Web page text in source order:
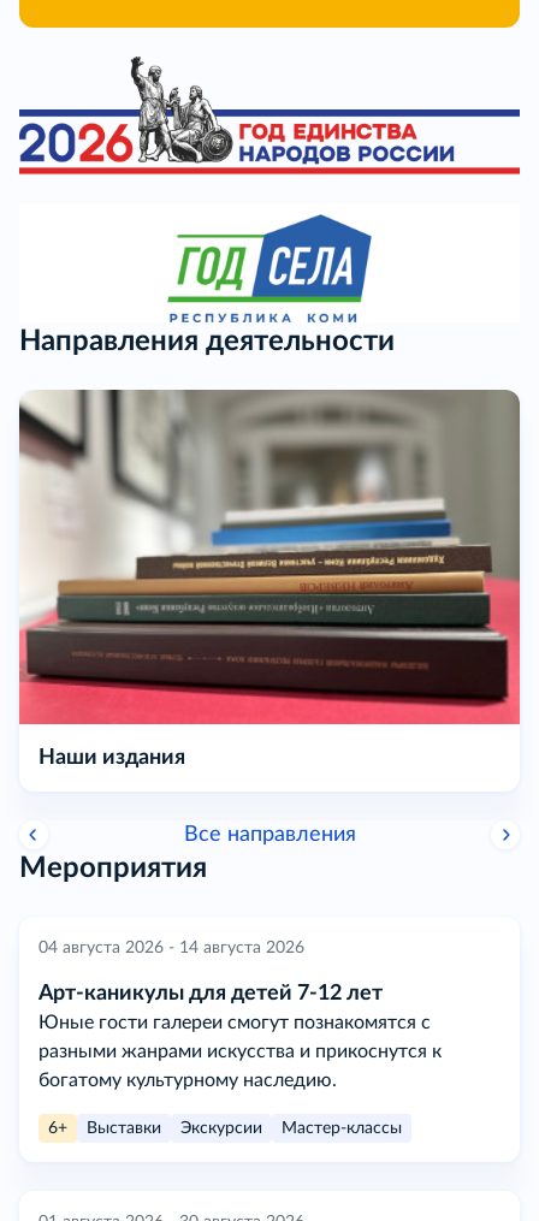
Направления деятельности
Наши издания
Все направления
Мероприятия
04 августа 2026 - 14 августа 2026
Арт-каникулы для детей 7-12 лет
Юные гости галереи смогут познакомятся с
разными жанрами искусства и прикоснутся к
богатому культурному наследию.
6+ Выставки Экскурсии Мастер-классы